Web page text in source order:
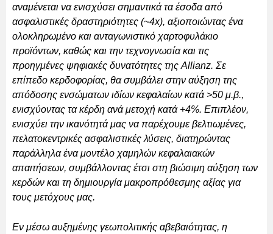
αναμένεται να ενισχύσει σημαντικά τα έσοδα από
ασφαλιστικές δραστηριότητες (~4x), αξιοποιώντας ένα
ολοκληρωμένο και ανταγωνιστικό χαρτοφυλάκιο
προϊόντων, καθώς και την τεχνογνωσία και τις
προηγμένες ψηφιακές δυνατότητες της Allianz. Σε
επίπεδο κερδοφορίας, θα συμβάλει στην αύξηση της
απόδοσης ενσώματων ιδίων κεφαλαίων κατά >50 μ.β.,
ενισχύοντας τα κέρδη ανά μετοχή κατά +4%. Επιπλέον,
ενισχύει την ικανότητά μας να παρέχουμε βελτιωμένες,
πελατοκεντρικές ασφαλιστικές λύσεις, διατηρώντας
παράλληλα ένα μοντέλο χαμηλών κεφαλαιακών
απαιτήσεων, συμβάλλοντας έτσι στη βιώσιμη αύξηση των
κερδών και τη δημιουργία μακροπρόθεσμης αξίας για
τους μετόχους μας.
Εν μέσω αυξημένης γεωπολιτικής αβεβαιότητας, η